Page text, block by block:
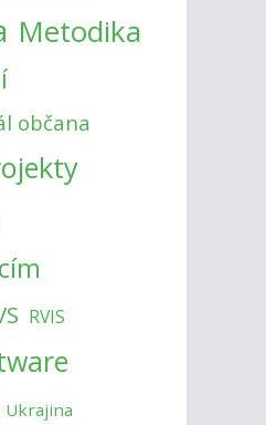
Metodika
občana
RVIS
Ukrajina